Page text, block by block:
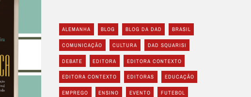
ALEMANHA BLOG BLOG DA DAD BRASIL
COMUNICAÇÃO CULTURA DAD SQUARISI
DEBATE EDITORA EDITORA CONTEXTO
EDITORA CONTEXTO EDITORAS EDUCAÇÃO
EMPREGO ENSINO EVENTO FUTEBOL